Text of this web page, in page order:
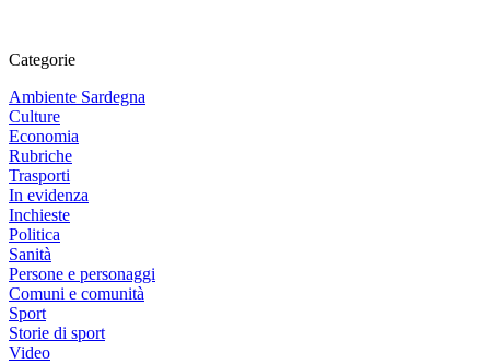
Categorie
Ambiente Sardegna
Culture
Economia
Rubriche
Trasporti
In evidenza
Inchieste
Politica
Sanità
Persone e personaggi
Comuni e comunità
Sport
Storie di sport
Video